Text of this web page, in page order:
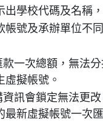
學校代碼及名稱
號及承辦單位不
一次總額，無法
虛擬帳號。
訊會鎖定無法更
最新虛擬帳號一次